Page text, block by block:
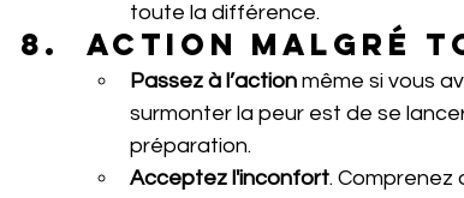
toute la différence.
Action malgré
Passez à l’action même si vous
surmonter la peur est de se
préparation.
Acceptez l'inconfort. Comprenez